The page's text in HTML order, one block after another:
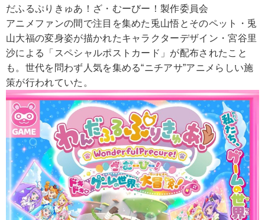
だふるぷりきゅあ！ざ・むーびー！製作委員会
アニメファンの間で注目を集めた兎山悟とそのペット・兎
山大福の変身姿が描かれたキャラクターデザイン・宮谷里
沙による「スペシャルポストカード」が配布されたこと
も。世代を問わず人気を集める“ニチアサ”アニメらしい施
策が行われていた。